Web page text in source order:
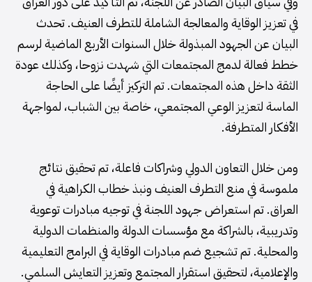
في تعزيز الوقاية والمعالجة الشاملة للتطرف العنيف. تحدث
البيان عن الجهود المبذولة خلال السنوات الأربع الماضية لرسم
خطط فعالة لدمج المجتمعات التي شهدت نزوحا، وكذلك عودة
الثقة داخل هذه المجتمعات. تم التركيز أيضًا على الحاجة
الماسة لتعزيز الوعي المجتمعي، خاصة بين الشباب، لمواجهة
الأفكار المتطرفة.
ومن خلال التعاون الدولي وشراكات فاعلة، تم تحقيق نتائج
ملموسة في منع التطرف العنيف ونبذ خطاب الكراهية في
العراق. تم استعراض جهود اللجنة في توجيه مبادرات توعوية
وتدريبية، بالشراكة مع مؤسسات الدولة والمنظمات الدولية
والمحلية. تم تشجيع ضم مبادرات الوقاية في البرامج التعليمية
والإعلامية، لتحقيق استقرار المجتمع وتعزيز التعايش السلمي.